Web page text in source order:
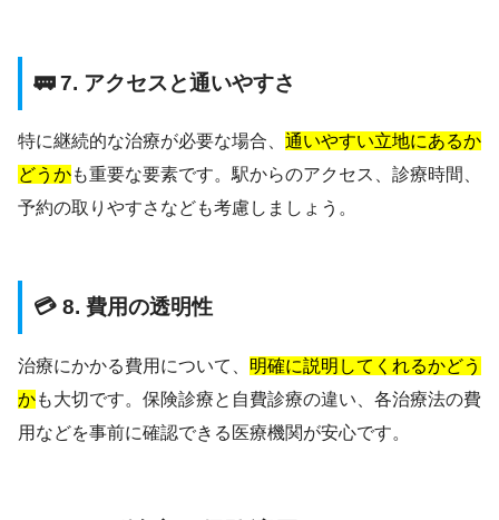
🚃 7. アクセスと通いやすさ
特に継続的な治療が必要な場合、 通いやすい立地にあるか
どうかも重要な要素です。駅からのアクセス、診療時間、
予約の取りやすさなども考慮しましょう。
💳 8. 費用の透明性
治療にかかる費用について、 明確に説明してくれるかどう
かも大切です。保険診療と自費診療の違い、各治療法の費
用などを事前に確認できる医療機関が安心です。